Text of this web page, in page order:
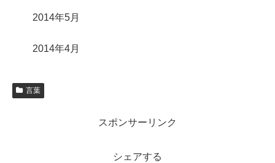
2014年5月
2014年4月
言葉
スポンサーリンク
シェアする